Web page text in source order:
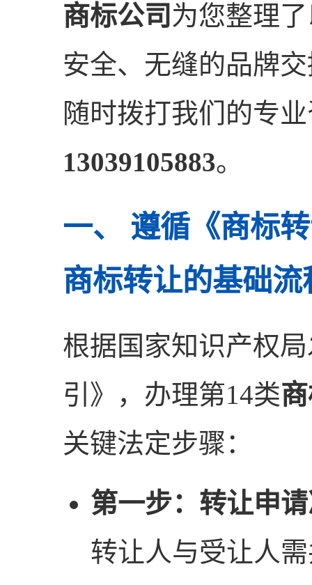
商标公司 为您整理
安全、无缝的品牌
随时拨打我们的专
13039105883。
一、 遵循《商标
商标转让的基础流
根据国家知识产权
引》，办理第14类
关键法定步骤：
第一步：转让申
转让人与受让人